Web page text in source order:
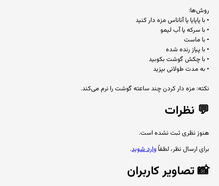
روش‌ها:
• با پاپایا یا آناناس مزه دار کنید
• با سرکه یا آب لیمو
• با ماست
• با پیاز رنده شده
• با چکش گوشت بکوبید
• به مدت طولانی بپزید
نکته: مزه دار کردن چند ساعته گوشت را نرم می‌کند.
💬 نظرات
هنوز نظری ثبت نشده است.
برای ارسال نظر، لطفاًوارد شوید.
📸تصاویر کاربران